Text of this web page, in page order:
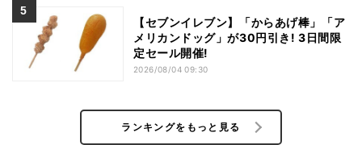
【セブンイレブン】「からあげ棒」「ア
メリカンドッグ」が30円引き! 3日間限
定セール開催!
2026/08/04 09:30
ランキングをもっと見る